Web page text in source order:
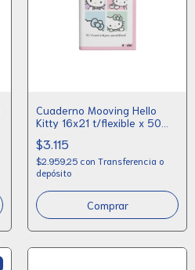
Cuaderno Mooving Hello
Kitty 16x21 t/flexible x 50
$3.115
$2.959,25 con Transferencia o
depósito